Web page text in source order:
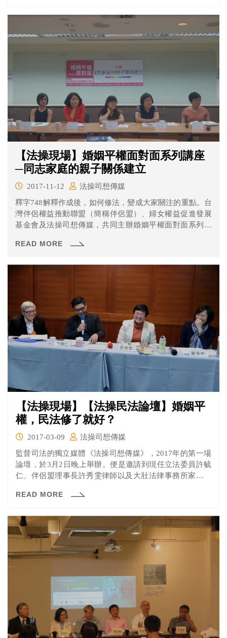
【法操現場】婚姻平權面對面系列講座
─同志家庭的親子關係建立
2017-11-12
法操司想傳媒
釋字748解釋作成後，如何修法，變成大家關注的重點。台
灣伴侶權益推動聯盟（簡稱伴侶盟）、婦女權益促進發展
基金會及法操司想傳媒，共同主辦婚姻平權面對面系列講
的參考，讓修法能夠符合釋字748。 既然同志可以結婚，哪
READ MORE
【法操現場】【法操民法論壇】婚姻平
權，民法修了就好？
2017-03-09
法操司想傳媒
監督司法的獨立媒體《法操司想傳媒》，2017年的第一場
論壇，於3月2日晚上舉辦。便是邀請到現任立法委員許毓
仁、伴侶盟理事長許秀雯律師以及大壯法律事務所家事法
帶領民眾了解台灣目前婚姻平權的進展，並與民眾一同研
READ MORE